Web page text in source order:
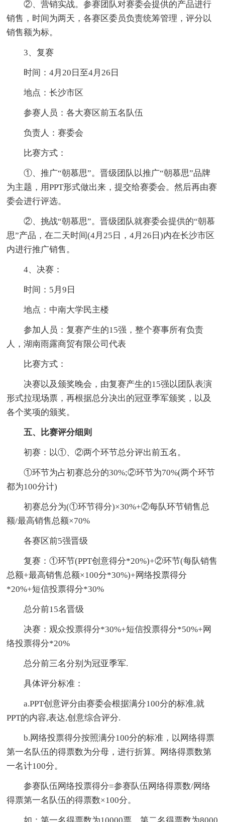
②、营销实战。参赛团队对赛委会提供的产品进行
销售，时间为两天，各赛区委员负责统筹管理，评分以
销售额为标。
3、复赛
时间：4月20日至4月26日
地点：长沙市区
参赛人员：各大赛区前五名队伍
负责人：赛委会
比赛方式：
①、推广“朝慕思”。晋级团队以推广“朝慕思”品牌
为主题，用PPT形式做出来，提交给赛委会。然后再由赛
委会进行评选。
②、挑战“朝慕思”。晋级团队就赛委会提供的“朝慕
思”产品，在二天时间(4月25日，4月26日)内在长沙市区
内进行推广销售。
4、决赛：
时间：5月9日
地点：中南大学民主楼
参加人员：复赛产生的15强，整个赛事所有负责
人，湖南雨露商贸有限公司代表
比赛方式：
决赛以及颁奖晚会，由复赛产生的15强以团队表演
形式拉现场票，再根据总分决出的冠亚季军颁奖，以及
各个奖项的颁奖。
五、比赛评分细则
初赛：以①、②两个环节总分评出前五名。
①环节为占初赛总分的30%;②环节为70%(两个环节
都为100分计)
初赛总分为(①环节得分)×30%+②每队环节销售总
额/最高销售总额×70%
各赛区前5强晋级
复赛：①环节(PPT创意得分*20%)+②环节(每队销售
总额+最高销售总额×100分*30%)+网络投票得分
*20%+短信投票得分*30%
总分前15名晋级
决赛：观众投票得分*30%+短信投票得分*50%+网
络投票得分*20%
总分前三名分别为冠亚季军.
具体评分标准：
a.PPT创意评分由赛委会根据满分100分的标准,就
PPT的内容,表达,创意综合评分.
b.网络投票得分按照满分100分的标准，以网络得票
第一名队伍的得票数为分母，进行折算。网络得票数第
一名计100分。
参赛队伍网络投票得分=参赛队伍网络得票数/网络
得票第一名队伍的得票数×100分。
如：第一名得票数为10000票，第二名得票数为8000